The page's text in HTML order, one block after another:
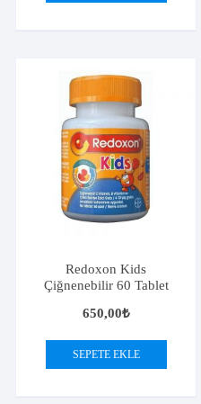
Redoxon Kids
Çiğnenebilir 60 Tablet
650,00₺
SEPETE EKLE